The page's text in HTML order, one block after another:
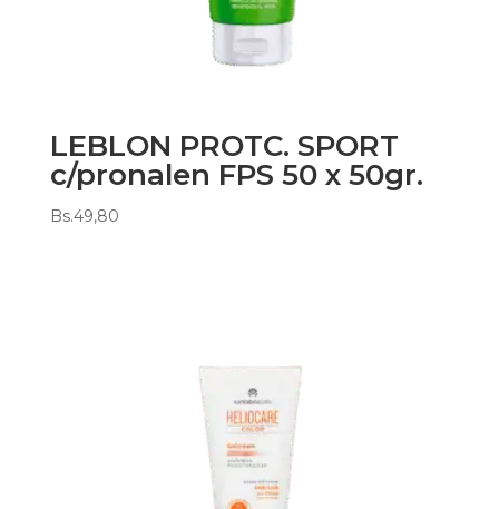
LEBLON PROTC. SPORT
c/pronalen FPS 50 x 50gr.
Bs.49,80